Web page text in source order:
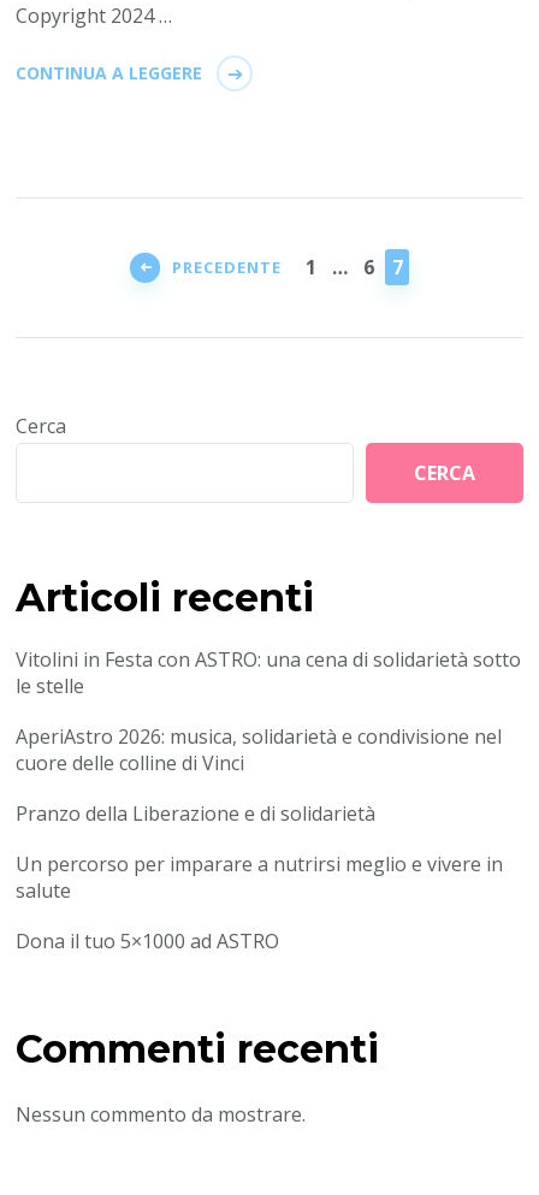
Copyright 2024 …
CONTINUA A LEGGERE
PRECEDENTE PAGINA
1 … PAGINA
6 PAGINA
7
Cerca
CERCA
Articoli recenti
Vitolini in Festa con ASTRO: una cena di solidarietà sotto
le stelle
AperiAstro 2026: musica, solidarietà e condivisione nel
cuore delle colline di Vinci
Pranzo della Liberazione e di solidarietà
Un percorso per imparare a nutrirsi meglio e vivere in
salute
Dona il tuo 5×1000 ad ASTRO
Commenti recenti
Nessun commento da mostrare.